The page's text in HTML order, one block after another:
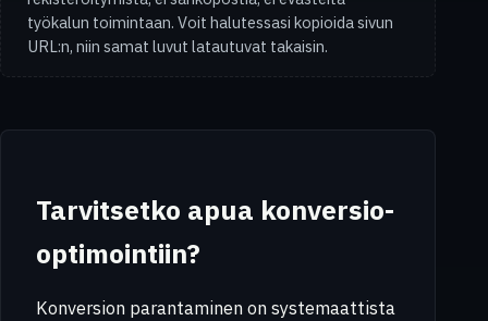
työkalun toimintaan. Voit halutessasi kopioida sivun
URL:n, niin samat luvut latautuvat takaisin.
Tarvitsetko apua konversio-
optimointiin?
Konversion parantaminen on systemaattista